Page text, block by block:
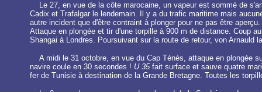
Le 27, en vue de la côte marocaine, un vapeur est sommé de
Cadix et Trafalgar le lendemain. Il y a du trafic maritime mais
autre incident que d'être contraint à plonger pour ne pas être
Attaque en plongée et tir d'une torpille à 900 m de distance. Coup
Shangai à Londres. Poursuivant sur la route de retour, von
A midi le 31 octobre, en vue du Cap Ténès, attaque en plongée
navire coule en 30 secondes ! U 35fait surface et sauve quatre
fer de Tunisie à destination de la Grande Bretagne. Toutes les